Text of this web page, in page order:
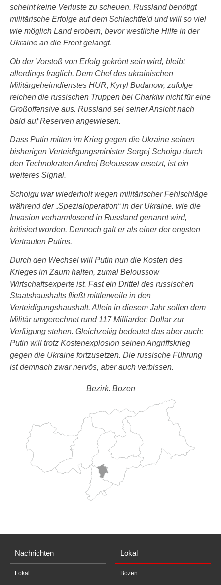
scheint keine Verluste zu scheuen. Russland benötigt
militärische Erfolge auf dem Schlachtfeld und will so viel
wie möglich Land erobern, bevor westliche Hilfe in der
Ukraine an die Front gelangt.
Ob der Vorstoß von Erfolg gekrönt sein wird, bleibt
allerdings fraglich. Dem Chef des ukrainischen
Militärgeheimdienstes HUR, Kyryl Budanow, zufolge
reichen die russischen Truppen bei Charkiw nicht für eine
Großoffensive aus. Russland sei seiner Ansicht nach
bald auf Reserven angewiesen.
Dass Putin mitten im Krieg gegen die Ukraine seinen
bisherigen Verteidigungsminister Sergej Schoigu durch
den Technokraten Andrej Beloussow ersetzt, ist ein
weiteres Signal.
Schoigu war wiederholt wegen militärischer Fehlschläge
während der „Spezialoperation“ in der Ukraine, wie die
Invasion verharmlosend in Russland genannt wird,
kritisiert worden. Dennoch galt er als einer der engsten
Vertrauten Putins.
Durch den Wechsel will Putin nun die Kosten des
Krieges im Zaum halten, zumal Beloussow
Wirtschaftsexperte ist. Fast ein Drittel des russischen
Staatshaushalts fließt mittlerweile in den
Verteidigungshaushalt. Allein in diesem Jahr sollen dem
Militär umgerechnet rund 117 Milliarden Dollar zur
Verfügung stehen. Gleichzeitig bedeutet das aber auch:
Putin will trotz Kostenexplosion seinen Angriffskrieg
gegen die Ukraine fortzusetzen. Die russische Führung
ist demnach zwar nervös, aber auch verbissen.
Bezirk: Bozen
Nachrichten
Lokal
Lokal
Bozen